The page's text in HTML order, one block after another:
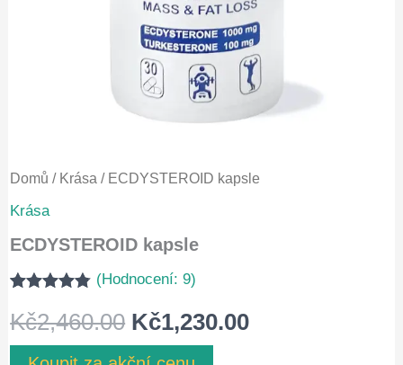
Domů / Krása / ECDYSTEROID kapsle
Krása
ECDYSTEROID kapsle
4.75z 5 na
základě
hodnocení
(Hodnocení: 9)
Kč2,460.00 Původní
cena
Kč1,230.00Aktuální